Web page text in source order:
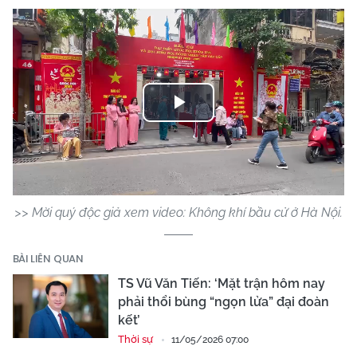
Play
Video
>> Mời quý độc giả xem video: Không khí bầu cử ở Hà Nội.
BÀI LIÊN QUAN
TS Vũ Văn Tiến: ‘Mặt trận hôm nay
phải thổi bùng “ngọn lửa” đại đoàn
kết’
Thời sự 11/05/2026 07:00